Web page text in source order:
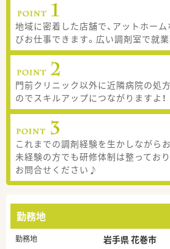
地域に密着した店舗で、アットホー
びお仕事できます。広い調剤室で就
門前クリニック以外に近隣病院の処
のでスキルアップにつながりますよ！
これまでの調剤経験を生かしながら
未経験の方でも研修体制は整ってお
お問合せください♪
勤務地
勤務地 岩手県 花巻市